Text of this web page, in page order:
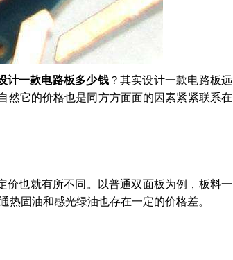
计一款电路板多少钱？其实设计一款电路板远
然它的价格也是同方方面面的因素紧紧联系在
也就有所不同。以普通双面板为例，板料一
热固油和感光绿油也存在一定的价格差。